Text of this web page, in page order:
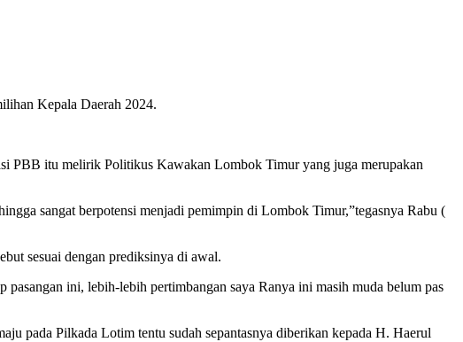
Kepala Daerah 2024.
PBB itu melirik Politikus Kawakan Lombok Timur yang juga merupakan
sangat berpotensi menjadi pemimpin di Lombok Timur,”tegasnya Rabu (
sesuai dengan prediksinya di awal.
ini, lebih-lebih pertimbangan saya Ranya ini masih muda belum pas
pada Pilkada Lotim tentu sudah sepantasnya diberikan kepada H. Haerul